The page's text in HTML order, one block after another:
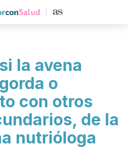
la avena
o
con otros
de la
nutrióloga